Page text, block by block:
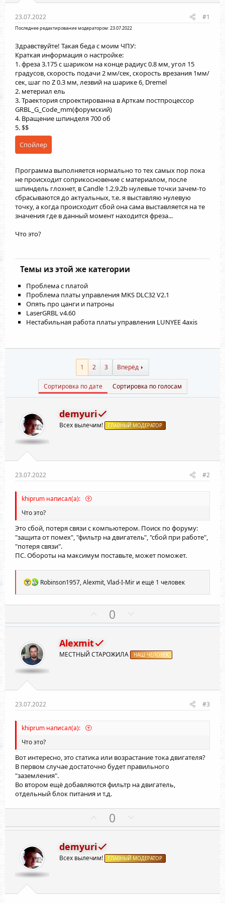
23.07.2022 #1
Последнее редактирование модератором:23.07.2022
Здравствуйте! Такая беда с моим ЧПУ:
Краткая информация о настройке:
1. фреза 3.175 с шариком на конце радиус 0.8 мм, угол 15
градусов, скорость подачи 2 мм/сек, скорость врезания 1мм/
сек, шаг по Z 0.3 мм, лезвий на шарике 6, Dremel
2. метериал ель
3. Траектория спроектированна в Арткам постпроцессор
GRBL_G_Code_mm(форумский)
4. Вращение шпинделя 700 об
5. $$
Спойлер
Программа выполняется нормально то тех самых пор пока
не происходит соприкосновение с материалом, после
шпиндель глохнет, в Candle 1.2.9.2b нулевые точки зачем-то
сбрасываются до актуальных, т.е. я выставляю нулевую
точку, а когда происходит сбой она сама выставляется на те
значения где в данный момент находится фреза...
Что это?
Темы из этой же категории
Проблема с платой
Проблема платы управления MKS DLC32 V2.1
Опять про цанги и патроны
LaserGRBL v4.60
Нестабильная работа платы управления LUNYEE 4axis
1 2 3 Вперёд
Сортировка по дате Сортировка по голосам
demyuri
Всех вылечим! ГЛАВНЫЙ МОДЕРАТОР
23.07.2022 #2
khiprum написал(а):
Что это?
Это сбой, потеря связи с компьютером. Поиск по форуму:
"защита от помех", "фильтр на двигатель", "сбой при работе",
"потеря связи".
ПС. Обороты на максимум поставьте, может поможет.
Р
а
к
и
Robinson1957,Alexmit,Vlad-I-Mir и ещё 1 человек
о
з
и
т
н
л
о
0
е
а
т
н
л
о
Alexmit
МЕСТНЫЙ СТАРОЖИЛА НАШ ЧЕЛОВЕК
23.07.2022 #3
khiprum написал(а):
Что это?
Вот интересно, это статика или возрастание тока двигателя?
В первом случае достаточно будет правильного
"заземления".
Во втором ещё добавляются фильтр на двигатель,
отдельный блок питания и т.д.
о
з
и
т
н
0
е
а
т
н
demyuri
Всех вылечим! ГЛАВНЫЙ МОДЕРАТОР